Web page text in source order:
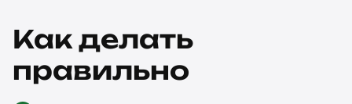
Как делать
правильно